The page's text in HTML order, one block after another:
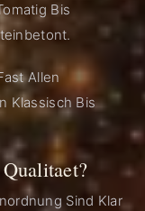
Bis
Allen
Klassisch Bis
Sind Klar